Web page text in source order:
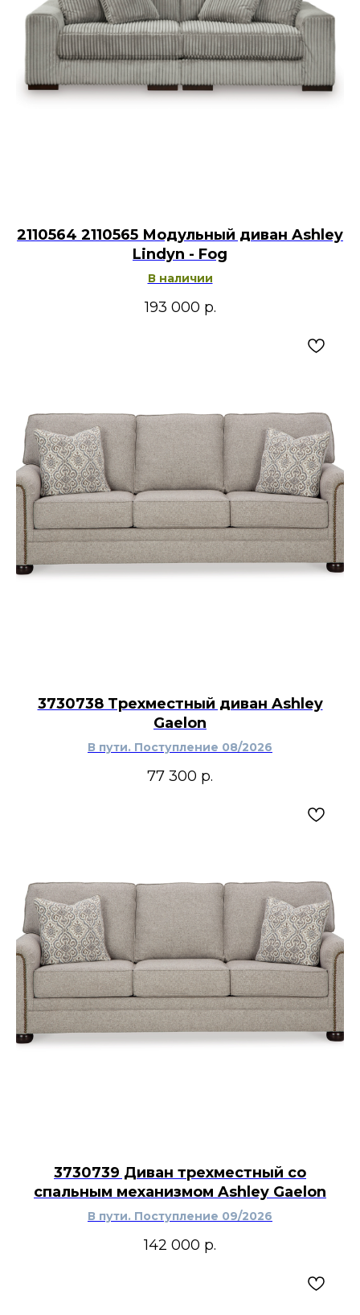
2110564 2110565 Модульный диван Ashley
Lindyn - Fog
В наличии
193 000 р.
3730738 Трехместный диван Ashley
Gaelon
В пути. Поступление 08/2026
77 300 р.
3730739 Диван трехместный со
спальным механизмом Ashley Gaelon
В пути. Поступление 09/2026
142 000 р.